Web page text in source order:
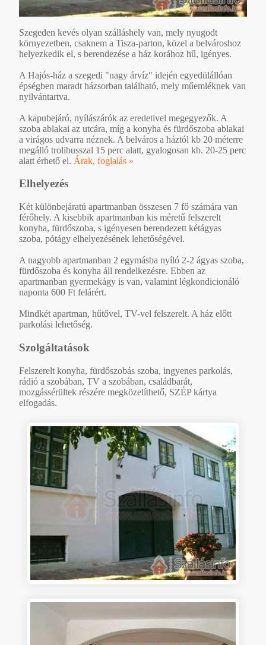
Szegeden kevés olyan szálláshely van, mely nyugodt
környezetben, csaknem a Tisza-parton, közel a belvároshoz
helyezkedik el, s berendezése a ház korához hű, igényes.
A Hajós-ház a szegedi "nagy árvíz" idején egyedülállóan
épségben maradt házsorban található, mely műemléknek van
nyilvántartva.
A kapubejáró, nyílászárók az eredetivel megegyezők. A
szoba ablakai az utcára, míg a konyha és fürdőszoba ablakai
a virágos udvarra néznek. A belváros a háztól kb 20 méterre
megálló trolibusszal 15 perc alatt, gyalogosan kb. 20-25 perc
alatt érhető el. Árak, foglalás »
Elhelyezés
Két különbejáratú apartmanban összesen 7 fő számára van
férőhely. A kisebbik apartmanban kis méretű felszerelt
konyha, fürdőszoba, s igényesen berendezett kétágyas
szoba, pótágy elhelyezésének lehetőségével.
A nagyobb apartmanban 2 egymásba nyíló 2-2 ágyas szoba,
fürdőszoba és konyha áll rendelkezésre. Ebben az
apartmanban gyermekágy is van, valamint légkondicionáló
naponta 600 Ft felárért.
Mindkét apartman, hűtővel, TV-vel felszerelt. A ház előtt
parkolási lehetőség.
Szolgáltatások
Felszerelt konyha, fürdőszobás szoba, ingyenes parkolás,
rádió a szobában, TV a szobában, családbarát,
mozgássérültek részére megközelíthető, SZÉP kártya
elfogadás.